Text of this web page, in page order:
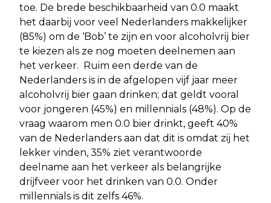
toe. De brede beschikbaarheid van 0.0 maakt
het daarbij voor veel Nederlanders makkelijker
(85%) om de ‘Bob’ te zijn en voor alcoholvrij bier
te kiezen als ze nog moeten deelnemen aan
het verkeer. Ruim een derde van de
Nederlanders is in de afgelopen vijf jaar meer
alcoholvrij bier gaan drinken; dat geldt vooral
voor jongeren (45%) en millennials (48%). Op de
vraag waarom men 0.0 bier drinkt, geeft 40%
van de Nederlanders aan dat dit is omdat zij het
lekker vinden, 35% ziet verantwoorde
deelname aan het verkeer als belangrijke
drijfveer voor het drinken van 0.0. Onder
millennials is dit zelfs 46%.